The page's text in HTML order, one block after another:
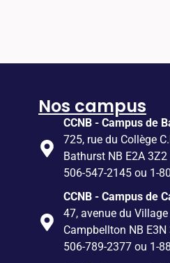
Nos campus
CCNB - Campus de
725, rue du Collège
Bathurst NB E2A 3Z2
506-547-2145 ou 1-
CCNB - Campus de
47, avenue du Village
Campbellton NB E3N
506-789-2377 ou 1-